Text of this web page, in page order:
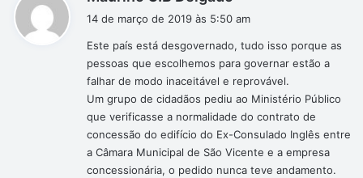
s
e
:
14 de março de 2019 às 5:50 am
Este país está desgovernado, tudo isso porque as
pessoas que escolhemos para governar estão a
falhar de modo inaceitável e reprovável.
Um grupo de cidadãos pediu ao Ministério Público
que verificasse a normalidade do contrato de
concessão do edifício do Ex-Consulado Inglês entre
a Câmara Municipal de São Vicente e a empresa
concessionária, o pedido nunca teve andamento.